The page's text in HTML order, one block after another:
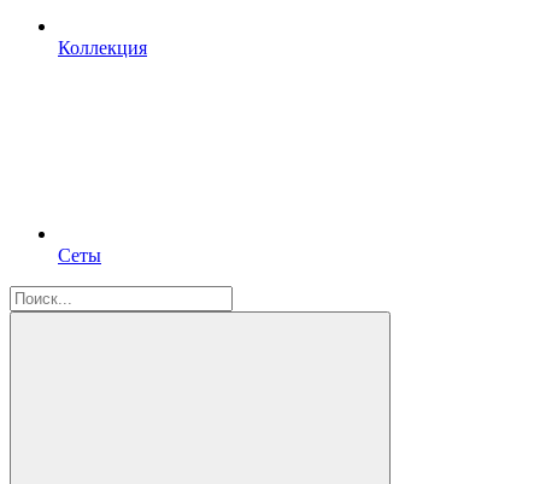
Коллекция
Сеты